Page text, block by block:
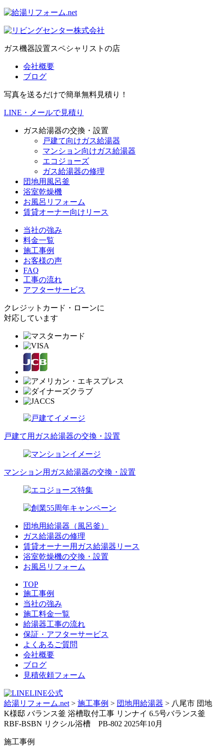
ガス機器設置スペシャリストの店
会社概要
ブログ
写真を送るだけで簡単無料見積り！
LINE・メールで見積り
ガス給湯器の交換・設置
戸建て向けガス給湯器
マンション向けガス給湯器
エコジョーズ
ガス給湯器の修理
団地用風呂釜
浴室乾燥機
お風呂リフォーム
賃貸オーナー向けリース
当社の強み
料金一覧
施工事例
お客様の声
FAQ
工事の流れ
アフターサービス
クレジットカード・ローンに
対応しています
戸建て用ガス給湯器の交換・設置
マンション用ガス給湯器の交換・設置
団地用給湯器（風呂釜）
ガス給湯器の修理
賃貸オーナー用ガス給湯器リース
浴室乾燥機の交換・設置
お風呂リフォーム
TOP
施工事例
当社の強み
施工料金一覧
給湯器工事の流れ
保証・アフターサービス
よくあるご質問
会社概要
ブログ
見積依頼フォーム
LINE公式
給湯リフォーム.net > 施工事例 > 団地用給湯器 > 八尾市 団地
K様邸 バランス釜 浴槽取付工事 リンナイ 6.5号バランス釜
RBF-BSBN リクシル浴槽 PB-802 2025年10月
施工事例